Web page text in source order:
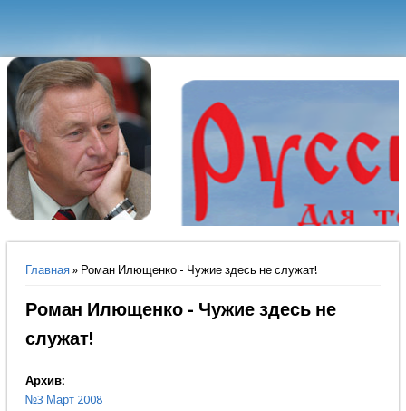
Вы здесь
Главная» Роман Илющенко - Чужие здесь не служат!
Роман Илющенко - Чужие здесь не
служат!
Архив:
№3 Март 2008